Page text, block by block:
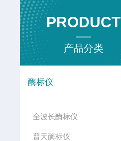
PRODUCT
产品分类
酶标仪
全波长酶标仪
普天酶标仪